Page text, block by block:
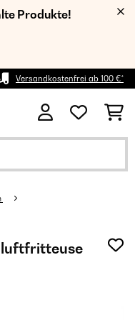
Produkte!
Versandkostenfrei ab 100 €*